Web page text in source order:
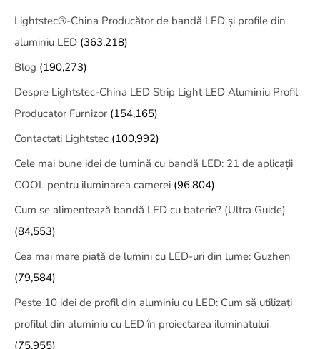
Lightstec®-China Producător de bandă LED și profile din
aluminiu LED (363,218)
Blog (190,273)
Despre Lightstec-China LED Strip Light LED Aluminiu Profil
Producator Furnizor (154,165)
Contactați Lightstec (100,992)
Cele mai bune idei de lumină cu bandă LED: 21 de aplicații
COOL pentru iluminarea camerei (96.804)
Cum se alimentează bandă LED cu baterie? (Ultra Guide)
(84,553)
Cea mai mare piață de lumini cu LED-uri din lume: Guzhen
(79,584)
Peste 10 idei de profil din aluminiu cu LED: Cum să utilizați
profilul din aluminiu cu LED în proiectarea iluminatului
(75.955)